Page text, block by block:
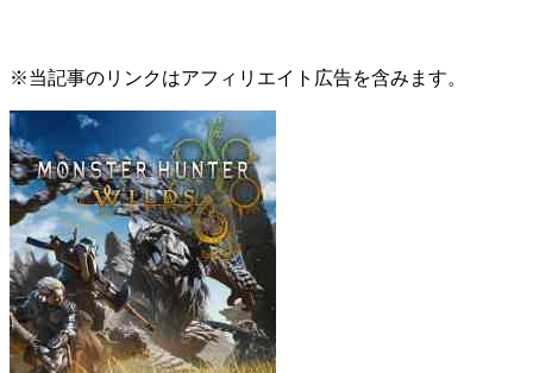
※当記事のリンクはアフィリエイト広告を含みます。